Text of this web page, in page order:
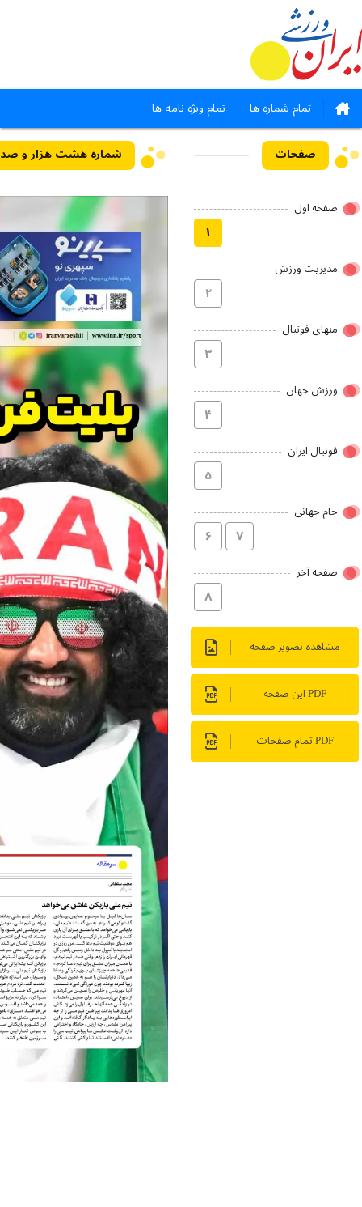
تمام شماره ها تمام ویژه نامه ها
صفحات
صفحه اول
۱
مدیریت ورزش
۲
منهای فوتبال
۳
ورزش جهان
۴
فوتبال ایران
۵
جام جهانی
۶ ۷
صفحه آخر
۸
مشاهده تصویر صفحه
PDF این صفحه
PDF تمام صفحات